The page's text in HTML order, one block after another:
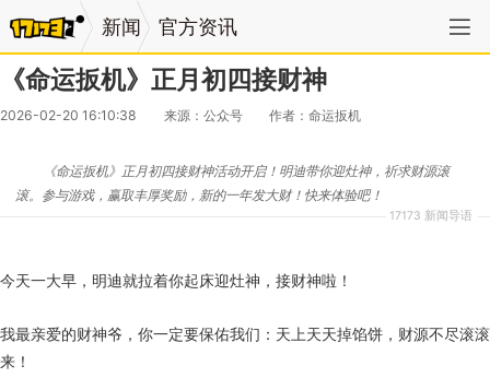
新闻 官方资讯
《命运扳机》正月初四接财神
2026-02-20 16:10:38 来源：公众号 作者：命运扳机
17173 新闻导语
《命运扳机》正月初四接财神活动开启！明迪带你迎灶神，祈求财源滚
滚。参与游戏，赢取丰厚奖励，新的一年发大财！快来体验吧！
今天一大早，明迪就拉着你起床迎灶神，接财神啦！
我最亲爱的财神爷，你一定要保佑我们：天上天天掉馅饼，财源不尽滚滚
来！